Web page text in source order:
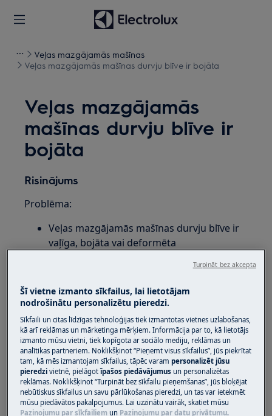
Veļas mazgājamās mašīnas
Veļas mazgājamās mašīnas durvju blīve ir bojāta
Veļas mazgājamās
mašīnas durvju blīve ir
bojāta
Risinājums
Problēma:
Veļas mazgājamās mašīnas durvju blīve ir
vaļīga, bojāta vai deformēta
veļas mazgājamā mašīna ar priekšējo ielādi
(iebūvēta vai brīvstāvoša)
Risinājums:
1. Sazinieties ar pilnvarotu servisa centru
Ja durvju blīve ir vaļīga, bojāta vai deformēta,
mēs iesakām pieteikt tehniskās apkopes
darbinieka vizīti, lai nomainītu blīvi.
Šī vietne izmanto sīkfailus, lai lietotājam
nodrošinātu personalizētu pieredzi.
Sīkfaili un citas līdzīgas tehnoloģijas tiek izmantotas vietnes uzlabošanas,
kā arī reklāmas un mārketinga mērķiem. Informācija par to, kā lietotājs
izmanto mūsu vietni, tiek kopīgota ar sociālo mediju, reklāmas un
analītikas partneriem. Noklikšķinot “Pieņemt visus sīkfailus”, jūs piekrītat
tam, kā mēs izmantojam sīkfailus, tāpēc varampersonalizēt jūsu
pieredzivietnē, pielāgotīpašos piedāvājumus un personalizētas
reklāmas. Noklikšķinot “Turpināt bez sīkfailu pieņemšanas”, jūs bloķējat
nebūtiskus sīkfailus un savu pārlūkošanas pieredzi, un tas var ietekmēt
mūsu piedāvātos pakalpojumus. Lai uzzinātu vairāk, skatiet mūsu
Paziņojumu par sīkfailiem un Paziņojumu par datu privātumu.
Turpināt bez akcepta